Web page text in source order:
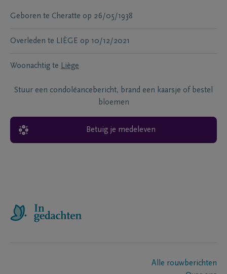
Geboren te Cheratte op 26/05/1938
Overleden te LIÈGE op 10/12/2021
Woonachtig te Liège
Stuur een condoléancebericht, brand een kaarsje of bestel
bloemen
Betuig je medeleven
Alle rouwberichten